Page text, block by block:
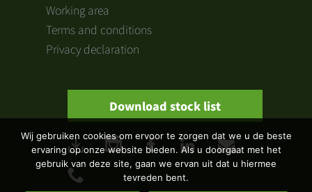
Working area
Terms and conditions
Privacy declaration
Download stock list
Wij gebruiken cookies om ervoor te zorgen dat we u de beste
ervaring op onze website bieden. Als u doorgaat met het
gebruik van deze site, gaan we ervan uit dat u hiermee
tevreden bent.